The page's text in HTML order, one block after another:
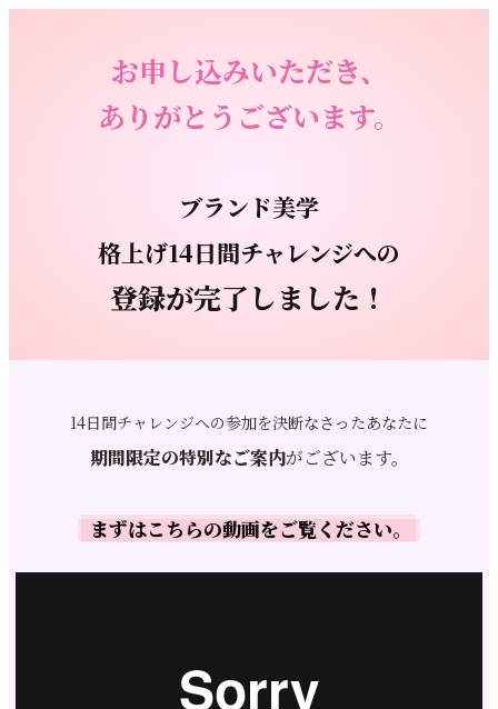
お申し込みいただき、
ありがとうございます。
ブランド美学
格上げ14日間チャレンジへの
登録が完了しました！
14日間チャレンジへの参加を決断なさったあなたに
期間限定の特別なご案内がございます。
まずはこちらの動画をご覧ください。